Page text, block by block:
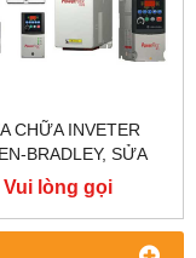
CHỮA INVETER
BRADLEY, SỬA
ALLEN-BRADLEY
FLEX 753
Vui lòng gọi